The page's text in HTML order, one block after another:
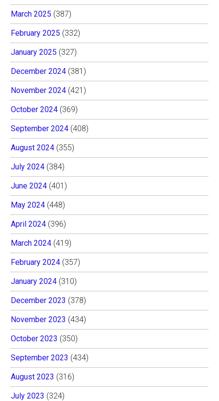
March 2025 (387)
February 2025 (332)
January 2025 (327)
December 2024 (381)
November 2024 (421)
October 2024 (369)
September 2024 (408)
August 2024 (355)
July 2024 (384)
June 2024 (401)
May 2024 (448)
April 2024 (396)
March 2024 (419)
February 2024 (357)
January 2024 (310)
December 2023 (378)
November 2023 (434)
October 2023 (350)
September 2023 (434)
August 2023 (316)
July 2023 (324)